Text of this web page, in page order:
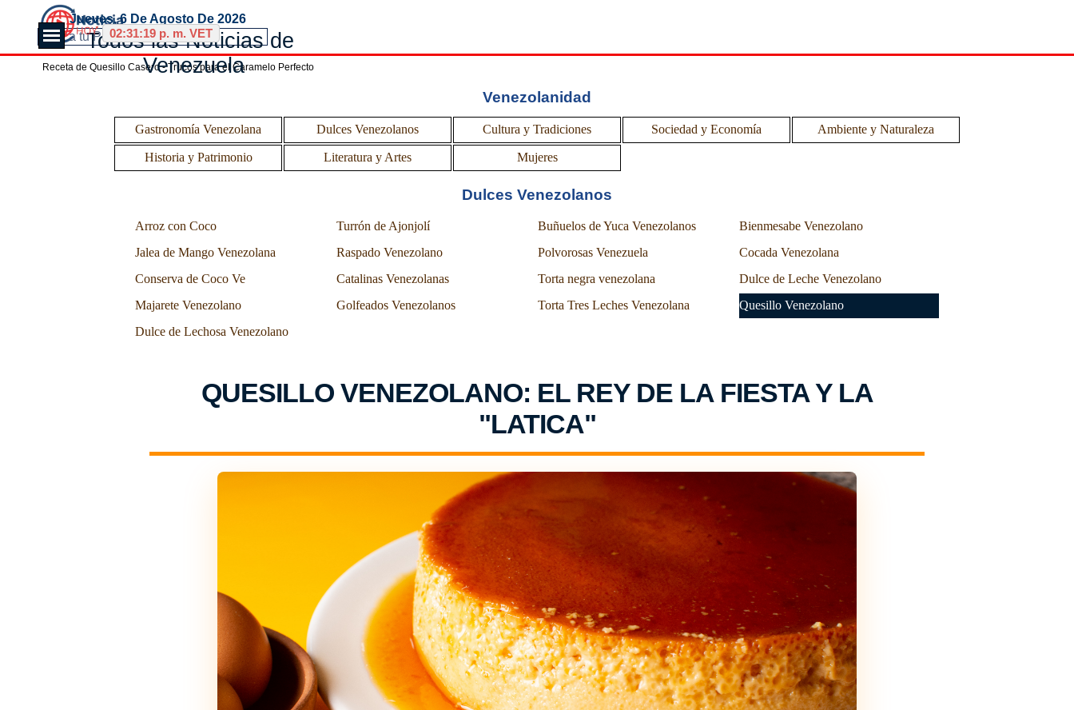
Vaya al Contenido
Todos las Noticias de
Venezuela
Jueves, 6 De Agosto De 2026
02:31:20 p. m. VET
Saltar menú
Receta de Quesillo Casero - Trucos para el Caramelo Perfecto
Venezolanidad
Gastronomía Venezolana ▼
Dulces Venezolanos ▼
Cultura y Tradiciones ▼
Sociedad y Economía ▼
Ambiente y Naturaleza
Historia y Patrimonio ▼
Literatura y Artes ▼
Mujeres
Dulces Venezolanos
Arroz con Coco Turrón de Ajonjolí Buñuelos de Yuca Venezolanos
Bienmesabe Venezolano
Jalea de Mango Venezolana
Raspado Venezolano Polvorosas Venezuela
Cocada Venezolana
Conserva de Coco Ve
Catalinas Venezolanas Torta negra venezolana
Dulce de Leche Venezolano
Majarete Venezolano
Golfeados Venezolanos Torta Tres Leches Venezolana
Quesillo Venezolano
Dulce de Lechosa Venezolano
QUESILLO VENEZOLANO: EL REY DE LA FIESTA Y LA
"LATICA"